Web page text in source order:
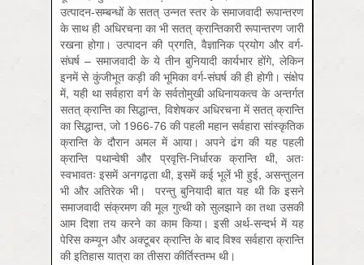
उत्पादन-सम्बन्धों के सतत् उन्नत स्तर के समाजवादी रूपान्तरण
के साथ ही अधिरचना का भी सतत् क्रान्तिकारी रूपान्तरण जारी
रखना होगा। उत्पादन की प्रगति, वैज्ञानिक प्रयोग और वर्ग-
संघर्ष – समाजवादी के ये तीन बुनियादी कार्यभार होंगे, लेकिन
इनमें से कुंजीभूत कड़ी की भूमिका वर्ग-संघर्ष की ही होगी। संक्षेप
में, यही था सर्वहारा वर्ग के सर्वतोमुखी अधिनायकत्व के अन्तर्गत
सतत् क्रान्ति का सिद्धान्त, विशेषकर अधिरचना में सतत् क्रान्ति
का सिद्धान्त, जो 1966-76 की पहली महान सर्वहारा सांस्कृतिक
क्रान्ति के दौरान अमल में आया। अपने ढंग की यह पहली
क्रान्ति पथान्वेषी और प्रवृत्ति-निर्धारक क्रान्ति थी, अतः
स्वभावतः इसमें अनगढ़ता थी, इसमें कई भूलें भी हुई, असन्तुलन
भी और अतिरेक भी। परन्तु बुनियादी बात यह थी कि इसने
समाजवादी संक्रमण की मूल गुत्थी को सुलझाने का तथा उसकी
आम दिशा तय करने का काम किया। इसी अर्थ-सन्दर्भ में यह
पेरिस कम्यून और अक्टूबर क्रान्ति के बाद विश्व सर्वहारा क्रान्ति
की इतिहास यात्रा का तीसरा कीर्तिस्तम्भ थी।